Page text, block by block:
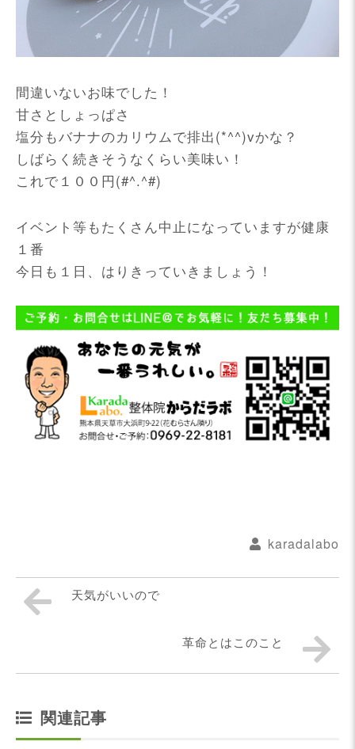
間違いないお味でした！
甘さとしょっぱさ
塩分もバナナのカリウムで排出(*^^)vかな？
しばらく続きそうなくらい美味い！
これで１００円(#^.^#)
イベント等もたくさん中止になっていますが健康
１番
今日も１日、はりきっていきましょう！
karadalabo
天気がいいので
革命とはこのこと
関連記事